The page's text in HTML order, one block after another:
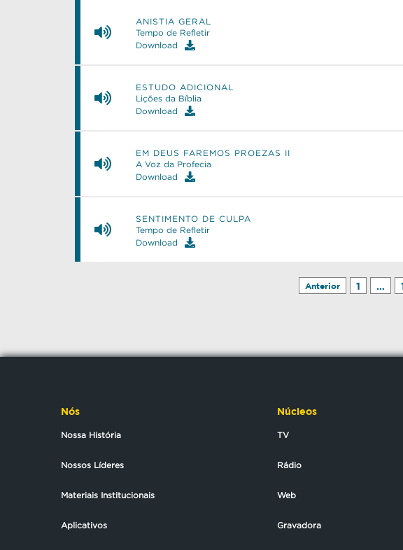
ANISTIA GERAL
Tempo de Refletir
Download
ESTUDO ADICIONAL
Lições da Bíblia
Download
EM DEUS FAREMOS PROEZAS II
A Voz da Profecia
Download
SENTIMENTO DE CULPA
Tempo de Refletir
Download
Anterior 1 …
Nós
Nossa História
Nossos Líderes
Materiais Institucionais
Aplicativos
Núcleos
TV
Rádio
Web
Gravadora